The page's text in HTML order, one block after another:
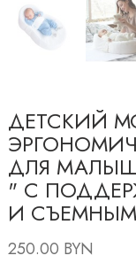
ДЕТСКИЙ
ДЛЯ
" С
И
250.00 BYN